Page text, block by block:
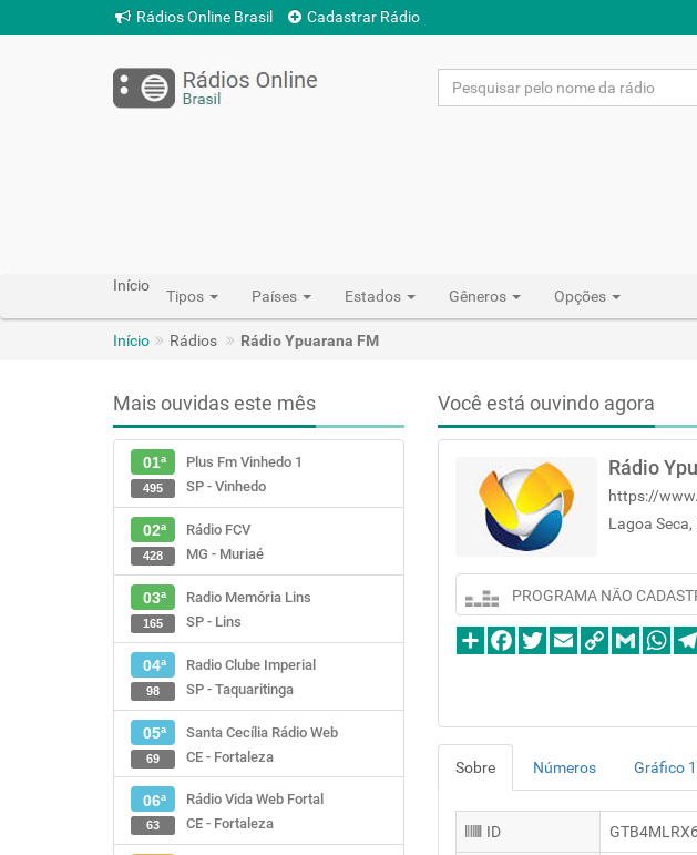
Rádios Online Brasil Cadastrar Rádio
Início
Tipos Países Estados Gêneros Opções
Início Rádios Rádio Ypuarana FM
Mais ouvidas este mês
01ª
Plus Fm Vinhedo 1
SP - Vinhedo
495
02ª
Rádio FCV
MG - Muriaé
428
03ª
Radio Memória Lins
SP - Lins
165
04ª
Radio Clube Imperial
SP - Taquaritinga
98
05ª
Santa Cecília Rádio Web
CE - Fortaleza
69
06ª
Rádio Vida Web Fortal
CE - Fortaleza
63
Você está ouvindo agora
Rádio
https://
Lagoa Seca,
PROGRAMA NÃO
Sobre Números Gráfico 1
ID